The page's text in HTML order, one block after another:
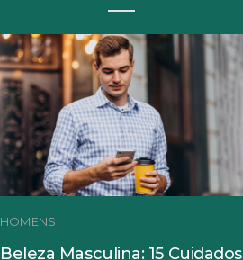
HOMENS
Beleza Masculina: 15 Cuidados